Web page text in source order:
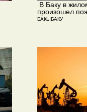
В Баку в
произошел
БАКЫБАКУ